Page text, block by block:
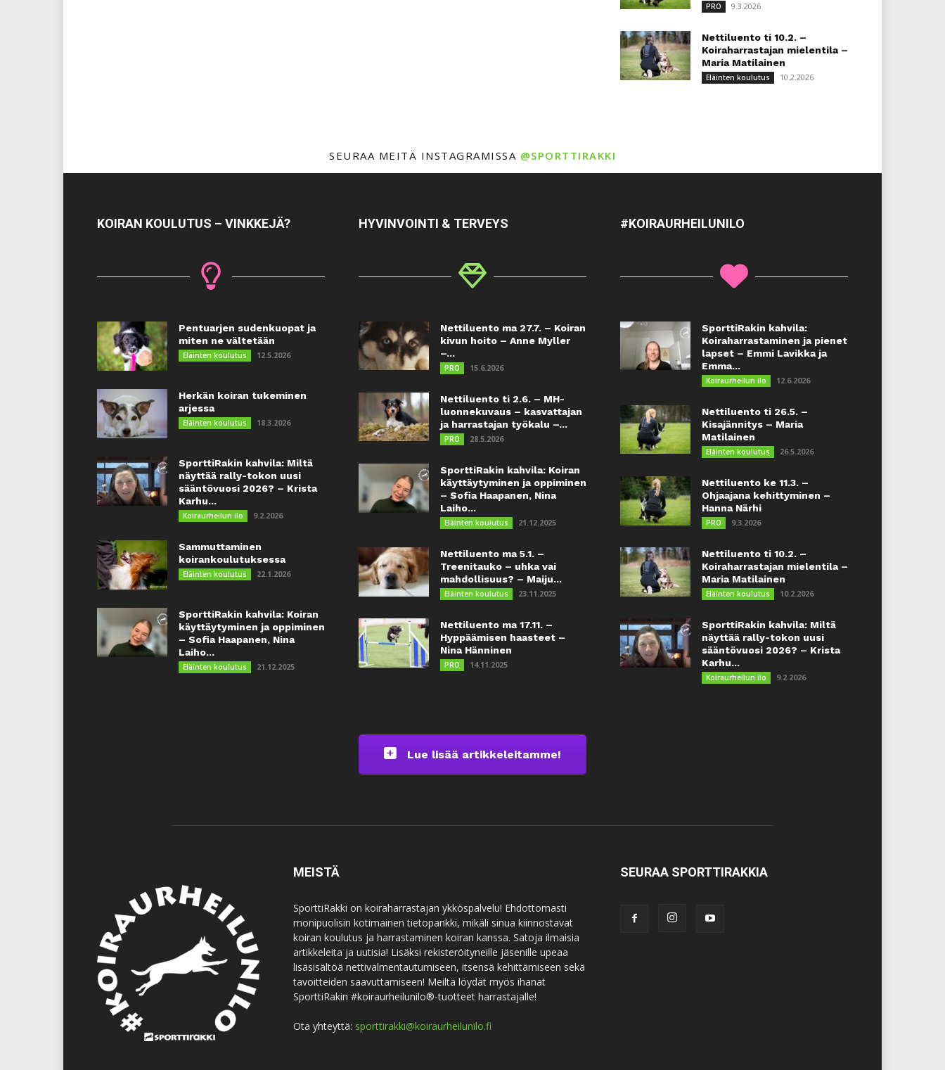
PRO 9.3.2026
Nettiluento ti 10.2. –
Koiraharrastajan mielentila –
Maria Matilainen
Eläinten koulutus 10.2.2026
SEURAA MEITÄ INSTAGRAMISSA @SPORTTIRAKKI
KOIRAN KOULUTUS – VINKKEJÄ?
Pentuarjen sudenkuopat ja
miten ne vältetään
Eläinten koulutus 12.5.2026
Herkän koiran tukeminen
arjessa
Eläinten koulutus 18.3.2026
SporttiRakin kahvila: Miltä
näyttää rally-tokon uusi
sääntövuosi 2026? – Krista
Karhu...
Koiraurheilun ilo 9.2.2026
Sammuttaminen
koirankoulutuksessa
Eläinten koulutus 22.1.2026
SporttiRakin kahvila: Koiran
käyttäytyminen ja oppiminen
– Sofia Haapanen, Nina
Laiho...
Eläinten koulutus 21.12.2025
HYVINVOINTI & TERVEYS
Nettiluento ma 27.7. – Koiran
kivun hoito – Anne Myller
–...
PRO 15.6.2026
Nettiluento ti 2.6. – MH-
luonnekuvaus – kasvattajan
ja harrastajan työkalu –...
PRO 28.5.2026
SporttiRakin kahvila: Koiran
käyttäytyminen ja oppiminen
– Sofia Haapanen, Nina
Laiho...
Eläinten koulutus 21.12.2025
Nettiluento ma 5.1. –
Treenitauko – uhka vai
mahdollisuus? – Maiju...
Eläinten koulutus 23.11.2025
Nettiluento ma 17.11. –
Hyppäämisen haasteet –
Nina Hänninen
PRO 14.11.2025
Lue lisää artikkeleitamme!
#KOIRAURHEILUNILO
SporttiRakin kahvila:
Koiraharrastaminen ja pienet
lapset – Emmi Lavikka ja
Emma...
Koiraurheilun ilo 12.6.2026
Nettiluento ti 26.5. –
Kisajännitys – Maria
Matilainen
Eläinten koulutus 26.5.2026
Nettiluento ke 11.3. –
Ohjaajana kehittyminen –
Hanna Närhi
PRO 9.3.2026
Nettiluento ti 10.2. –
Koiraharrastajan mielentila –
Maria Matilainen
Eläinten koulutus 10.2.2026
SporttiRakin kahvila: Miltä
näyttää rally-tokon uusi
sääntövuosi 2026? – Krista
Karhu...
Koiraurheilun ilo 9.2.2026
MEISTÄ
SporttiRakki on koiraharrastajan ykköspalvelu! Ehdottomasti
monipuolisin kotimainen tietopankki, mikäli sinua kiinnostavat
koiran koulutus ja harrastaminen koiran kanssa. Satoja ilmaisia
artikkeleita ja uutisia! Lisäksi rekisteröityneille jäsenille upeaa
lisäsisältöä nettivalmentautumiseen, itsensä kehittämiseen sekä
tavoitteiden saavuttamiseen! Meiltä löydät myös ihanat
SporttiRakin #koiraurheilunilo®-tuotteet harrastajalle!
Ota yhteyttä: sporttirakki@koiraurheilunilo.fi
SEURAA SPORTTIRAKKIA